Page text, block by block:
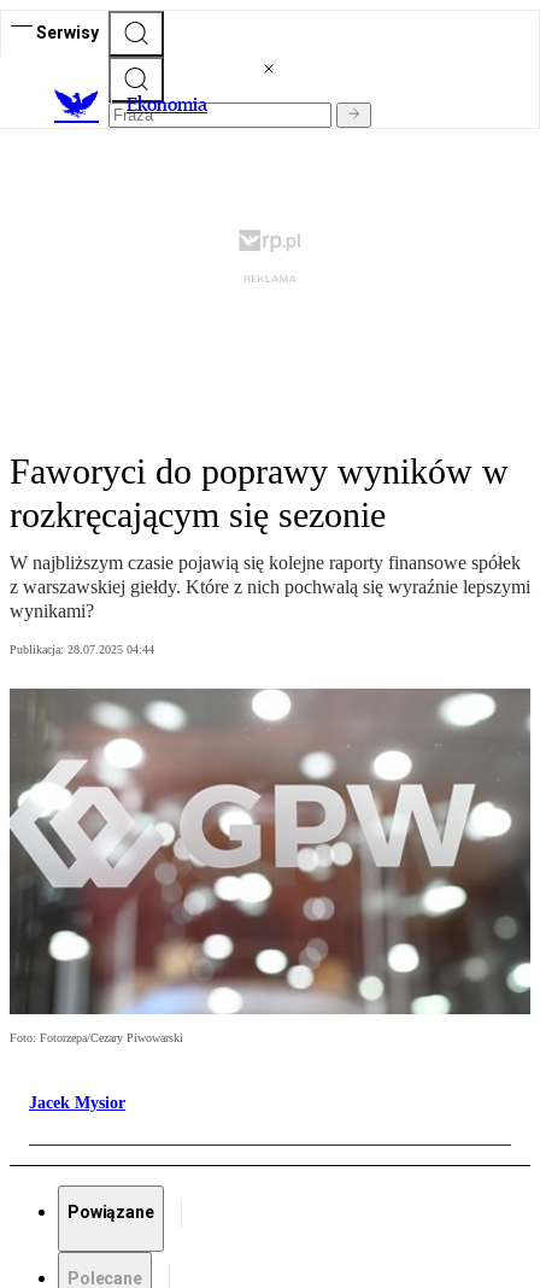
Serwisy
Ekonomia
Faworyci do poprawy wyników w
rozkręcającym się sezonie
W najbliższym czasie pojawią się kolejne raporty finansowe spółek
z warszawskiej giełdy. Które z nich pochwalą się wyraźnie lepszymi
wynikami?
Publikacja: 28.07.2025 04:44
Foto: Fotorzepa/Cezary Piwowarski
Jacek Mysior
Powiązane
Polecane